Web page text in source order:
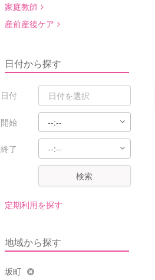
家庭教師
産前産後ケア
日付から探す
日付
開始
終了
検索
定期利用を探す
地域から探す
坂町